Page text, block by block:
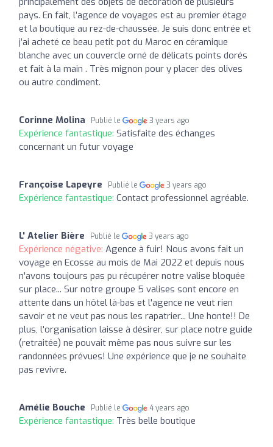
pays. En fait, l’agence de voyages est au premier étage
et la boutique au rez-de-chaussée. Je suis donc entrée et
j’ai acheté ce beau petit pot du Maroc en céramique
blanche avec un couvercle orné de délicats points dorés
et fait à la main . Très mignon pour y placer des olives
ou autre condiment.
Corinne Molina Publié le 3 years ago
Expérience fantastique: Satisfaite des échanges
concernant un futur voyage
Françoise Lapeyre Publié le 3 years ago
Expérience fantastique: Contact professionnel agréable.
L' Atelier Bière Publié le 3 years ago
Expérience négative: Agence à fuir! Nous avons fait un
voyage en Ecosse au mois de Mai 2022 et depuis nous
n'avons toujours pas pu récupérer notre valise bloquée
sur place... Sur notre groupe 5 valises sont encore en
attente dans un hôtel là-bas et l'agence ne veut rien
savoir et ne veut pas nous les rapatrier... Une honte!! De
plus, l'organisation laisse à désirer, sur place notre guide
(retraitée) ne pouvait même pas nous suivre sur les
randonnées prévues! Une expérience que je ne souhaite
pas revivre.
Amélie Bouche Publié le 4 years ago
Expérience fantastique: Très belle boutique